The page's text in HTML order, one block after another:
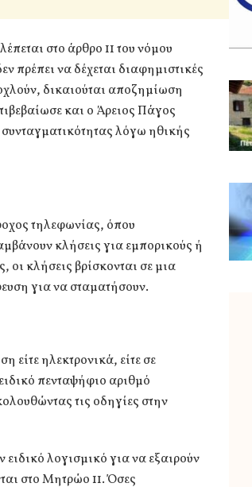
στο άρθρο 11 του νόμου
πρέπει να δέχεται διαφημιστικές
δικαιούται αποζημίωση
και ο Άρειος Πάγος
λόγω ηθικής
τηλεφωνίας, όπου
κλήσεις για εμπορικούς ή
κλήσεις βρίσκονται σε μια
για να σταματήσουν.
είτε ηλεκτρονικά, είτε σε
πενταψήφιο αριθμό
τις οδηγίες στην
ειδικό λογισμικό για να εξαιρούν
στο Μητρώο 11. Όσες